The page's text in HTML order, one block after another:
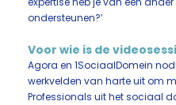
ondersteunen?’
Voor wie is de
Agora en 1SociaalDomein
werkvelden van harte uit om
Professionals uit het sociaal